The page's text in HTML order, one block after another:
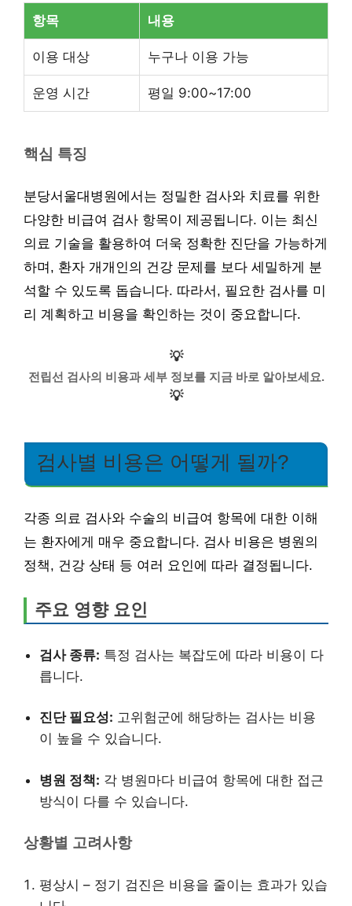
항목 내용
이용 대상 누구나 이용 가능
운영 시간 평일 9:00~17:00
핵심 특징
분당서울대병원에서는 정밀한 검사와 치료를 위한
다양한 비급여 검사 항목이 제공됩니다. 이는 최신
의료 기술을 활용하여 더욱 정확한 진단을 가능하게
하며, 환자 개개인의 건강 문제를 보다 세밀하게 분
석할 수 있도록 돕습니다. 따라서, 필요한 검사를 미
리 계획하고 비용을 확인하는 것이 중요합니다.
💡
전립선 검사의 비용과 세부 정보를 지금 바로 알아보세요.
💡
검사별 비용은 어떻게 될까?
각종 의료 검사와 수술의 비급여 항목에 대한 이해
는 환자에게 매우 중요합니다. 검사 비용은 병원의
정책, 건강 상태 등 여러 요인에 따라 결정됩니다.
주요 영향 요인
검사 종류: 특정 검사는 복잡도에 따라 비용이 다
릅니다.
진단 필요성: 고위험군에 해당하는 검사는 비용
이 높을 수 있습니다.
병원 정책: 각 병원마다 비급여 항목에 대한 접근
방식이 다를 수 있습니다.
상황별 고려사항
평상시 – 정기 검진은 비용을 줄이는 효과가 있습